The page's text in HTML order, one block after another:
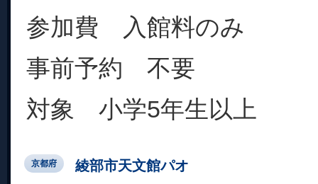
参加費 入館料のみ
事前予約 不要
対象 小学5年生以上
京都府 綾部市天文館パオ